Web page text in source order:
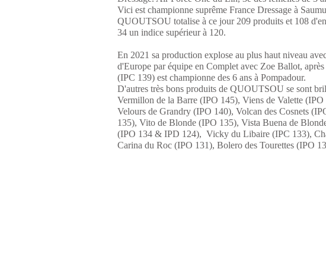
Vici est championne suprême France Dressage à
QUOUTSOU totalise à ce jour 209 produits et 108
34 un indice supérieur à 120.
En 2021 sa production explose au plus haut niveau
d'Europe par équipe en Complet avec Zoe Ballot,
(IPC 139) est championne des 6 ans à Pompadour.
D'autres très bons produits de QUOUTSOU se sont
Vermillon de la Barre (IPO 145), Viens de Valette
Velours de Grandry (IPO 140), Volcan des Cosnets
135), Vito de Blonde (IPO 135), Vista Buena de
(IPO 134 & IPD 124), Vicky du Libaire (IPC 133),
Carina du Roc (IPO 131), Bolero des Tourettes (IPO